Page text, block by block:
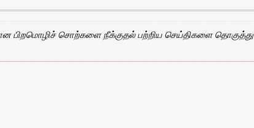
பிறமொழிச் சொற்களை நீக்குதல் பற்றிய செய்திகளை தொகுத்து